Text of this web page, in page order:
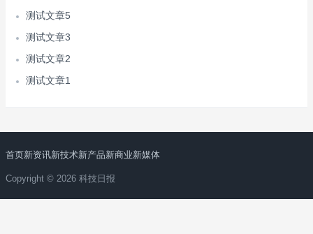
测试文章5
测试文章3
测试文章2
测试文章1
首页新资讯新技术新产品新商业新媒体
Copyright © 2026 科技日报